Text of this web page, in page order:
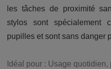
les tâches de proximité
stylos sont spécialement
pupilles et sont sans danger
Idéal pour : Usage quotidien,